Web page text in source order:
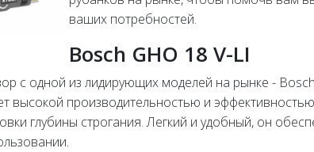
ваших потребностей.
Bosch GHO 18 V-LI
с одной из лидирующих моделей на рынке -
высокой производительностью и
глубины строгания. Легкий и удобный, он